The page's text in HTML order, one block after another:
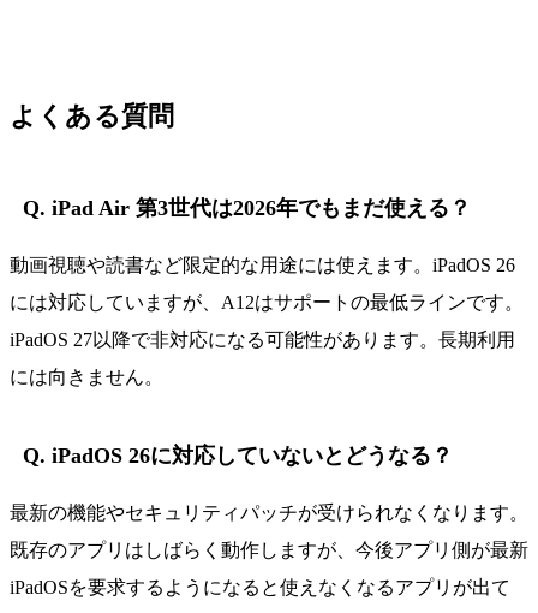
よくある質問
Q. iPad Air 第3世代は2026年でもまだ使える？
動画視聴や読書など限定的な用途には使えます。iPadOS 26
には対応していますが、A12はサポートの最低ラインです。
iPadOS 27以降で非対応になる可能性があります。長期利用
には向きません。
Q. iPadOS 26に対応していないとどうなる？
最新の機能やセキュリティパッチが受けられなくなります。
既存のアプリはしばらく動作しますが、今後アプリ側が最新
iPadOSを要求するようになると使えなくなるアプリが出て